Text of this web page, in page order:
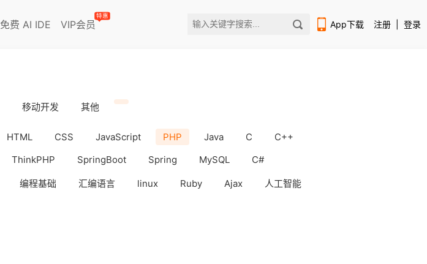
免费 AI IDE VIP会员
特惠
App下载 注册 登录
移动开发 其他
HTML CSS JavaScript PHP Java C
C++
ThinkPHP SpringBoot Spring MySQL C#
编程基础 汇编语言 linux Ruby Ajax 人工智能